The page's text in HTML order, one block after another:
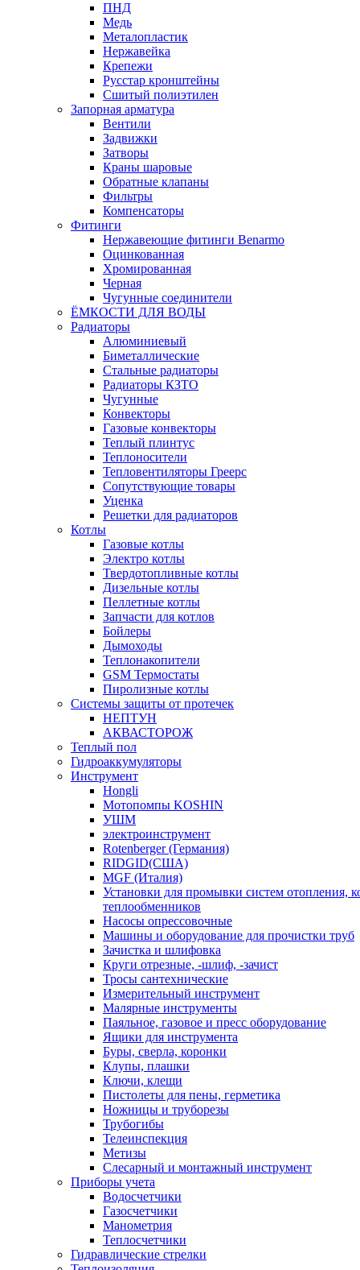
ПНД
Медь
Металопластик
Нержавейка
Крепежи
Русстар кронштейны
Сшитый полиэтилен
Запорная арматура
Вентили
Задвижки
Затворы
Краны шаровые
Обратные клапаны
Фильтры
Компенсаторы
Фитинги
Нержавеющие фитинги Benarmo
Оцинкованная
Хромированная
Черная
Чугунные соединители
ЁМКОСТИ ДЛЯ ВОДЫ
Радиаторы
Алюминиевый
Биметаллические
Стальные радиаторы
Радиаторы КЗТО
Чугунные
Конвекторы
Газовые конвекторы
Теплый плинтус
Теплоносители
Тепловентиляторы Греерс
Сопутствующие товары
Уценка
Решетки для радиаторов
Котлы
Газовые котлы
Электро котлы
Твердотопливные котлы
Дизельные котлы
Пеллетные котлы
Запчасти для котлов
Бойлеры
Дымоходы
Теплонакопители
GSM Термостаты
Пиролизные котлы
Системы защиты от протечек
НЕПТУН
АКВАСТОРОЖ
Теплый пол
Гидроаккумуляторы
Инструмент
Hongli
Мотопомпы KOSHIN
УШМ
электроинструмент
Rotenberger (Германия)
RIDGID(США)
MGF (Италия)
Установки для промывки систем отопления,
теплообменников
Насосы опрессовочные
Машины и оборудование для прочистки труб
Зачистка и шлифовка
Круги отрезные, -шлиф, -зачист
Тросы сантехнические
Измерительный инструмент
Малярные инструменты
Паяльное, газовое и пресс оборудование
Ящики для инструмента
Буры, сверла, коронки
Клупы, плашки
Ключи, клещи
Пистолеты для пены, герметика
Ножницы и труборезы
Трубогибы
Телеинспекция
Метизы
Слесарный и монтажный инструмент
Приборы учета
Водосчетчики
Газосчетчики
Манометрия
Теплосчетчики
Гидравлические стрелки